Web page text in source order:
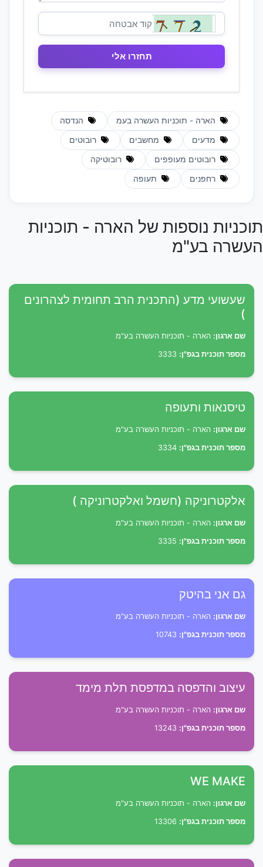
הארה - תוכניות העשרה בעמ הנדסה
מדעים מחשבים רובוטים
רובוטים מעופפים רובוטיקה
רחפנים תעופה
תוכניות נוספות של הארה - תוכניות
העשרה בע"מ
שעשועי מדע (התכנית הרב תחומית לצהרונים
)
שם ארגון: הארה - תוכניות העשרה בע"מ
מספר תוכנית בגפ"ן:
טיסנאות ותעופה
שם ארגון: הארה - תוכניות העשרה בע"מ
מספר תוכנית בגפ"ן:
אלקטרוניקה (חשמל ואלקטרוניקה )
שם ארגון: הארה - תוכניות העשרה בע"מ
מספר תוכנית בגפ"ן:
גם אני בהיטק
שם ארגון: הארה - תוכניות העשרה בע"מ
מספר תוכנית בגפ"ן:
עיצוב והדפסה במדפסת תלת מימד
שם ארגון: הארה - תוכניות העשרה בע"מ
מספר תוכנית בגפ"ן:
WE MAKE
שם ארגון: הארה - תוכניות העשרה בע"מ
מספר תוכנית בגפ"ן: